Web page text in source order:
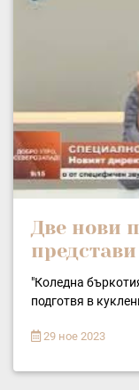
Две нови
"Коледна
подготвя в
29 ное 2023